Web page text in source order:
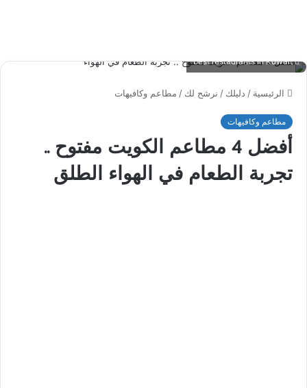
best restaurants in Kuwait
الرئيسية / دليلك / نرشح لك / مطاعم وكافيهات
مطاعم وكافيهات
أفضل 4 مطاعم الكويت مفتوح ..
تجربة الطعام في الهواء الطلق